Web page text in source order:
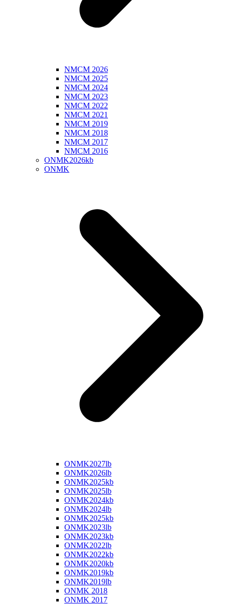
NMCM 2026
NMCM 2025
NMCM 2024
NMCM 2023
NMCM 2022
NMCM 2021
NMCM 2019
NMCM 2018
NMCM 2017
NMCM 2016
ONMK2026kb
ONMK
ONMK2027lb
ONMK2026lb
ONMK2025kb
ONMK2025lb
ONMK2024kb
ONMK2024lb
ONMK2025kb
ONMK2023lb
ONMK2023kb
ONMK2022lb
ONMK2022kb
ONMK2020kb
ONMK2019kb
ONMK2019lb
ONMK 2018
ONMK 2017